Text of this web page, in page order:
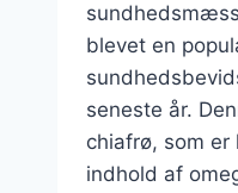
blevet en
seneste år.
chiafrø, som
indhold af